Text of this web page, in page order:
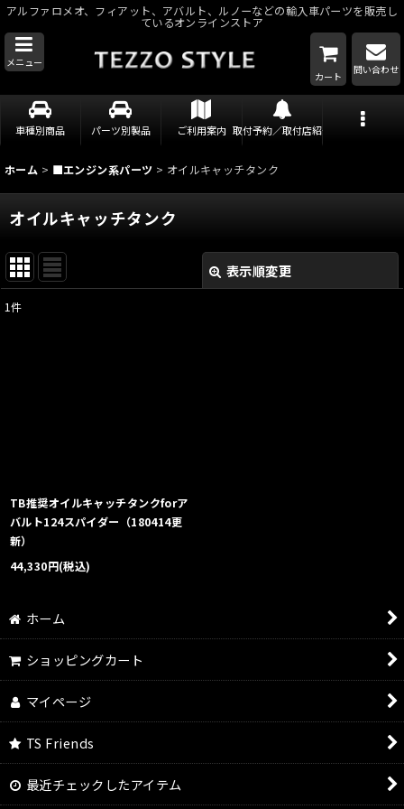
アルファロメオ、フィアット、アバルト、ルノーなどの輸入車パーツを販売し
ているオンラインストア
メニュー
カート
問い合わせ
車種別商品 パーツ別製品 ご利用案内 取付予約／取付店紹介
ホーム > ■エンジン系パーツ > オイルキャッチタンク
オイルキャッチタンク
表示順変更
1件
TB推奨オイルキャッチタンクforア
バルト124スパイダー（180414更
新）
44,330円(税込)
ホーム
ショッピングカート
マイページ
TS Friends
最近チェックしたアイテム